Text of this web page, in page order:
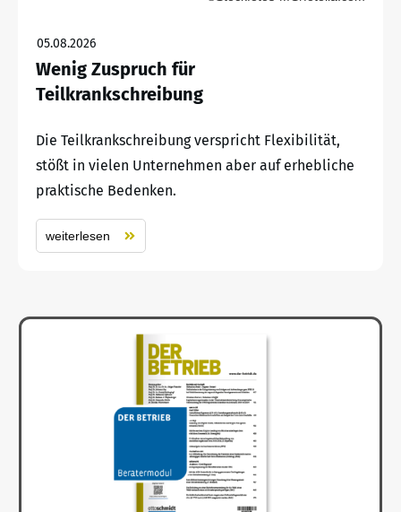
05.08.2026
Wenig Zuspruch für
Teilkrankschreibung
Die Teilkrankschreibung verspricht Flexibilität,
stößt in vielen Unternehmen aber auf erhebliche
praktische Bedenken.
weiterlesen